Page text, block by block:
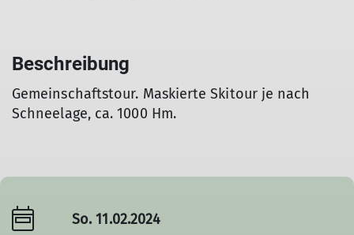
Beschreibung
Gemeinschaftstour. Maskierte Skitour je nach
Schneelage, ca. 1000 Hm.
So. 11.02.2024